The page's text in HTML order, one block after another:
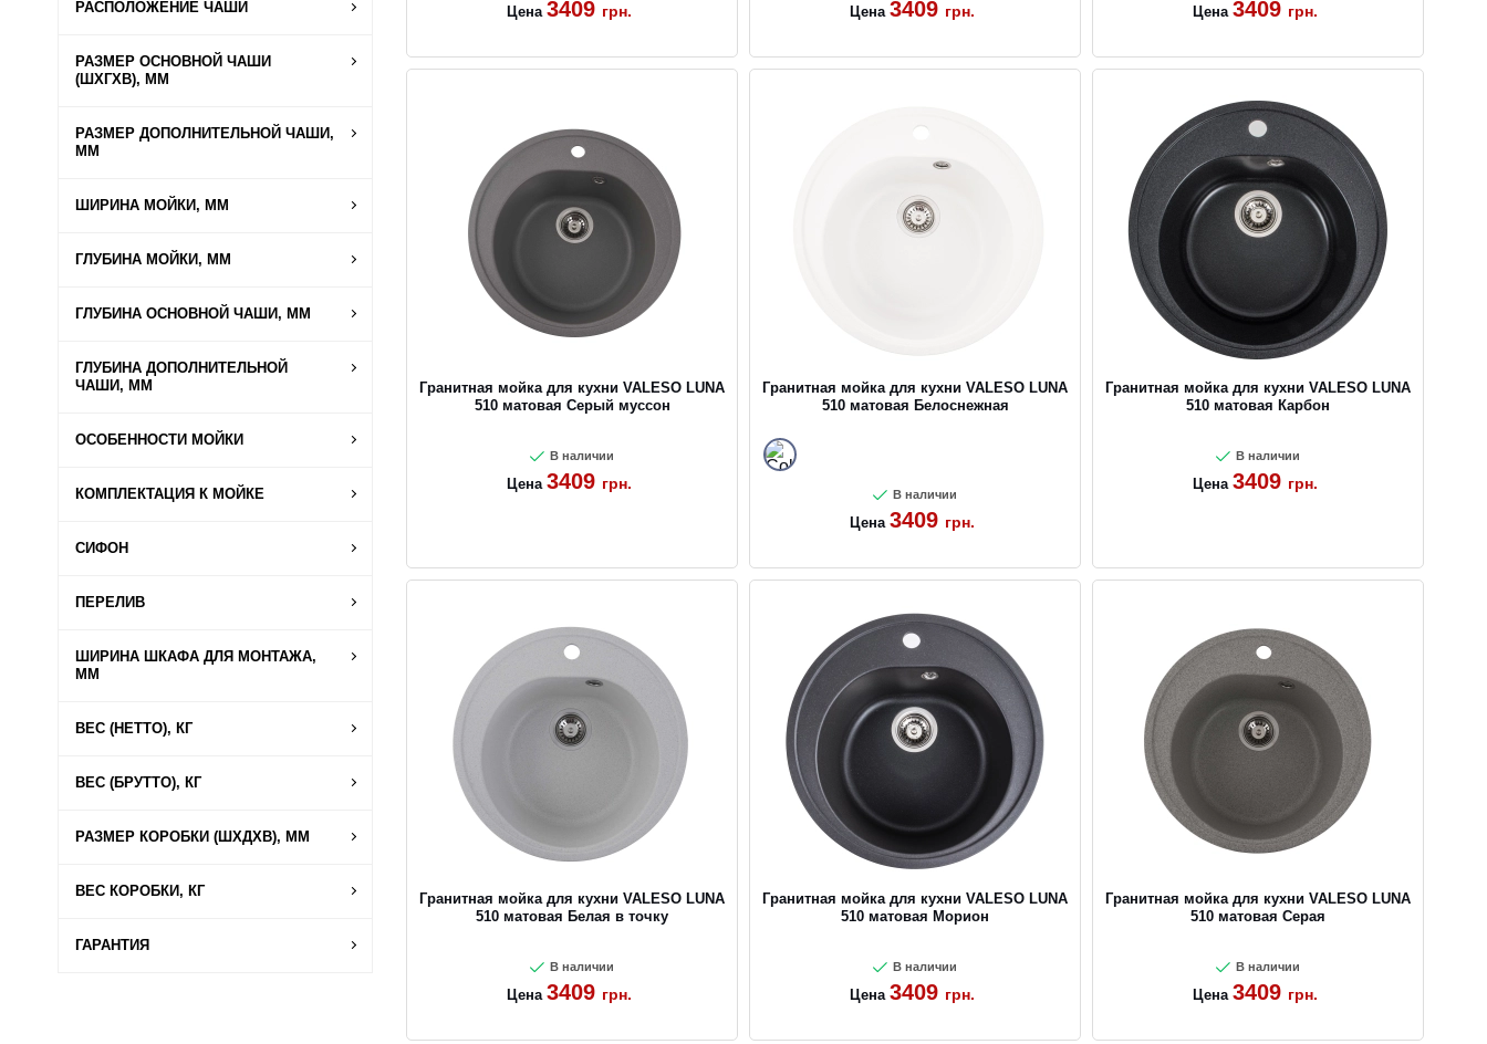
Цена 3409 грн. Цена 3409 грн. Цена 3409 грн.
Гранитная мойка для кухни VALESO LUNA
510 матовая Серый муссон
В наличии
Цена 3409 грн.
Гранитная мойка для кухни VALESO LUNA
510 матовая Белоснежная
В наличии
Цена 3409 грн.
Гранитная мойка для кухни VALESO LUNA
510 матовая Карбон
В наличии
Цена 3409 грн.
Гранитная мойка для кухни VALESO LUNA
510 матовая Белая в точку
В наличии
Цена 3409 грн.
Гранитная мойка для кухни VALESO LUNA
510 матовая Морион
В наличии
Цена 3409 грн.
Гранитная мойка для кухни VALESO LUNA
510 матовая Серая
В наличии
Цена 3409 грн.
РАСПОЛОЖЕНИЕ ЧАШИ
РАЗМЕР ОСНОВНОЙ ЧАШИ
(ШХГХВ), ММ
РАЗМЕР ДОПОЛНИТЕЛЬНОЙ ЧАШИ,
ММ
ШИРИНА МОЙКИ, ММ
ГЛУБИНА МОЙКИ, ММ
ГЛУБИНА ОСНОВНОЙ ЧАШИ, ММ
ГЛУБИНА ДОПОЛНИТЕЛЬНОЙ
ЧАШИ, ММ
ОСОБЕННОСТИ МОЙКИ
КОМПЛЕКТАЦИЯ К МОЙКЕ
СИФОН
ПЕРЕЛИВ
ШИРИНА ШКАФА ДЛЯ МОНТАЖА,
ММ
ВЕС (НЕТТО), КГ
ВЕС (БРУТТО), КГ
РАЗМЕР КОРОБКИ (ШХДХВ), ММ
ВЕС КОРОБКИ, КГ
ГАРАНТИЯ